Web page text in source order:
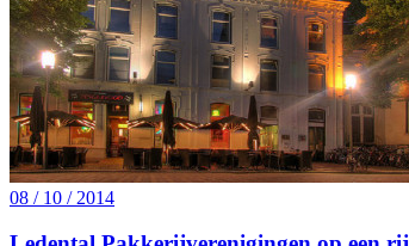
08 / 10 / 2014